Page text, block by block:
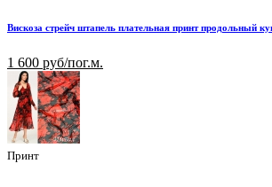
Вискоза стрейч штапель плательная принт продольный
1 600 руб/пог.м.
Принт